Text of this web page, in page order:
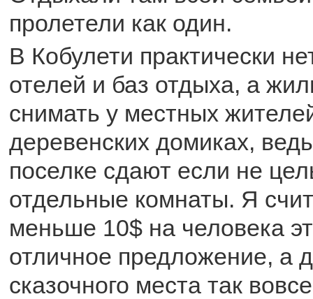
пролетели как один.
В Кобулети практически
отелей и баз отдыха, а
снимать у местных
деревенских домиках,
поселке сдают если не
отдельные комнаты. Я
меньше 10$ на человека
отличное предложение, а
сказочного места так